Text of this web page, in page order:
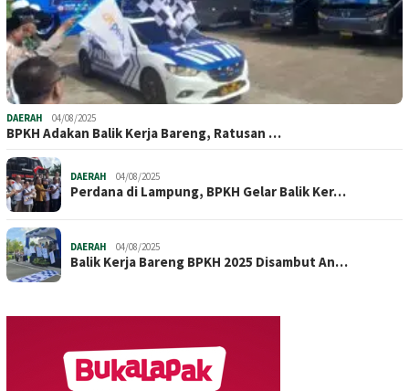
DAERAH 04/08/2025
BPKH Adakan Balik Kerja Bareng, Ratusan …
DAERAH 04/08/2025
Perdana di Lampung, BPKH Gelar Balik Ker…
DAERAH 04/08/2025
Balik Kerja Bareng BPKH 2025 Disambut An…